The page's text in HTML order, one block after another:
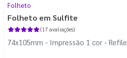
Folheto
Folheto em Sulfite
(17 avaliações)
74x105mm - Impressão 1 cor - Refile